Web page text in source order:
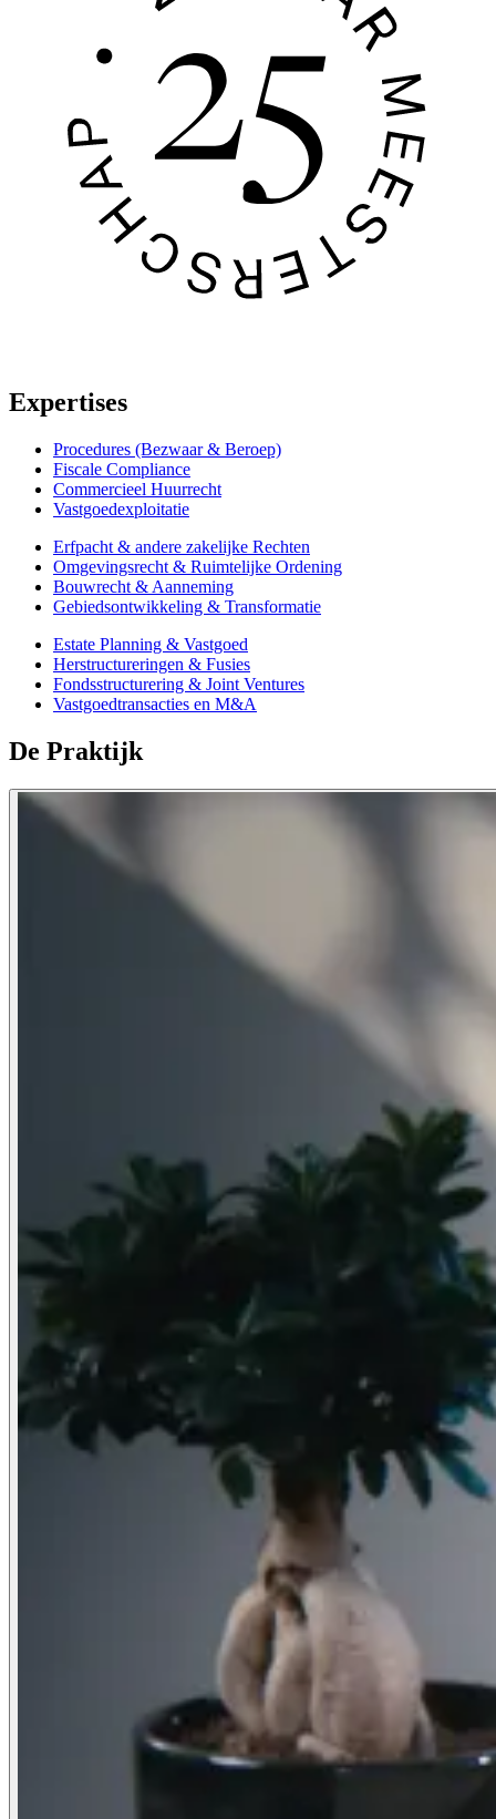
Expertises
Procedures (Bezwaar & Beroep)
Fiscale Compliance
Commercieel Huurrecht
Vastgoedexploitatie
Erfpacht & andere zakelijke Rechten
Omgevingsrecht & Ruimtelijke Ordening
Bouwrecht & Aanneming
Gebiedsontwikkeling & Transformatie
Estate Planning & Vastgoed
Herstructureringen & Fusies
Fondsstructurering & Joint Ventures
Vastgoedtransacties en M&A
De Praktijk